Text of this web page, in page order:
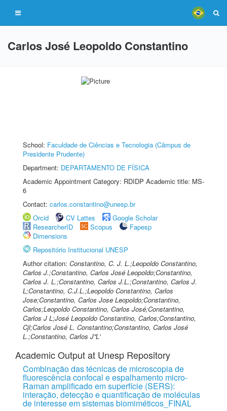
Carlos José Leopoldo Constantino
School: Faculdade de Ciências e Tecnologia (Câmpus de
Presidente Prudente)
Department: DEPARTAMENTO DE FÍSICA
Academic Appointment Category: RDIDP Academic title: MS-
6
Contact: carlos.constantino@unesp.br
Orcid
CV Lattes
Google Scholar
ResearcherID
Scopus
Fapesp
Dimensions
Repositório Institucional UNESP
Author citation: Constantino, C. J. L.;Leopoldo Constantino,
Carlos J.;Constantino, Carlos José Leopoldo;Constantino,
Carlos J. L.;Constantino, Carlos J.L.;Constantino, Carlos J.
L;Constantino, C.J.L.;Leopoldo Constantino, Carlos
Jose;Constantino, Carlos Jose Leopoldo;Constantino,
Carlos;Leopoldo Constantino, Carlos José;Constantino,
Carlos J L;José Leopoldo Constantino, Carlos;Constantino,
Cjl;Carlos José L. Constantino;Constantino, Carlos José
L.;Constantino, Carlos J''L'
Academic Output at Unesp Repository
Combinação das técnicas de microscopia de
fluorescência confocal e espalhamento micro-
Raman amplificado em superfície (SERS):
interação, detecção e quantificação de moléculas
de interesse em sistemas biomiméticos_FINAL